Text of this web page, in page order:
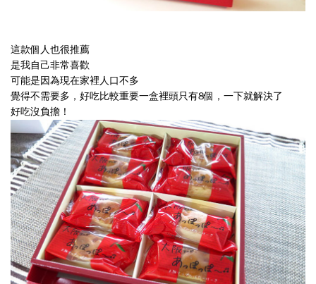
這款個人也很推薦
是我自己非常喜歡
可能是因為現在家裡人口不多
覺得不需要多，好吃比較重要一盒裡頭只有8個，一下就解決了
好吃沒負擔！